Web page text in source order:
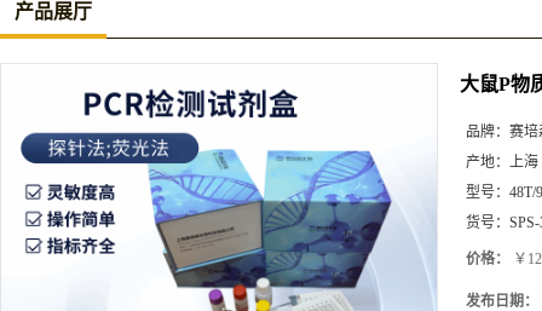
产品展厅
大鼠P物
品牌： 赛培
产地： 上海
型号： 48T/
货号：
价格： ￥
发布日期：